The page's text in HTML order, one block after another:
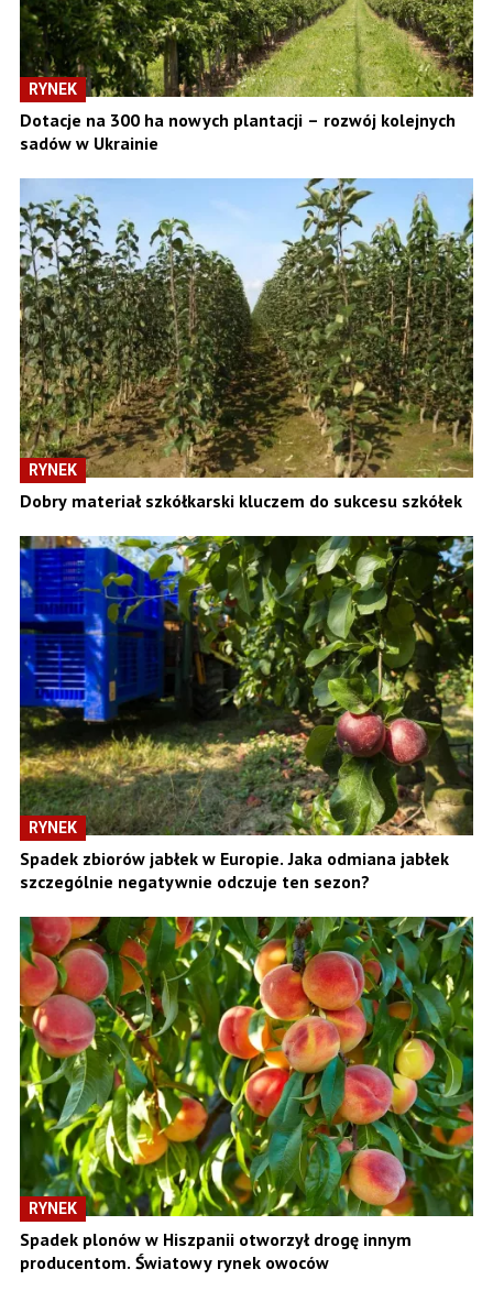
RYNEK
Dotacje na 300 ha nowych plantacji – rozwój kolejnych
sadów w Ukrainie
RYNEK
Dobry materiał szkółkarski kluczem do sukcesu szkółek
RYNEK
Spadek zbiorów jabłek w Europie. Jaka odmiana jabłek
szczególnie negatywnie odczuje ten sezon?
RYNEK
Spadek plonów w Hiszpanii otworzył drogę innym
producentom. Światowy rynek owoców